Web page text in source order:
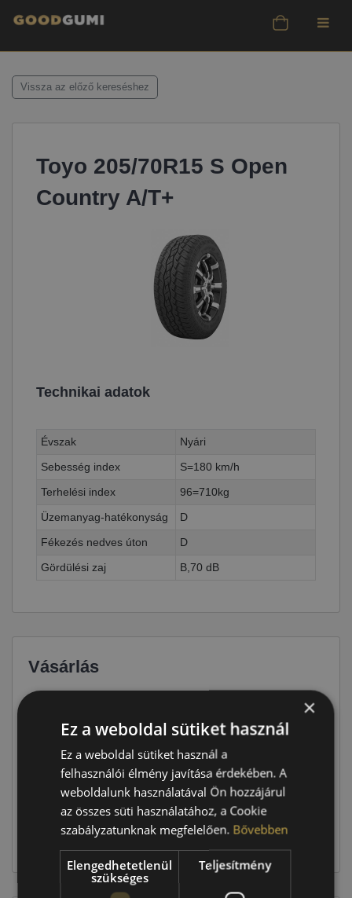
Vissza az előző kereséshez
Toyo 205/70R15 S Open
Country A/T+
Technikai adatok
Évszak
Nyári
Sebesség index
S=180 km/h
Terhelési index
96=710kg
Üzemanyag-hatékonyság
D
Fékezés nedves úton
D
Gördülési zaj
B,70 dB
Vásárlás
34 290 Ft
137 160 Ft
Kosárba
×
Ez a weboldal sütiket használ
Ez a weboldal sütiket használ a
felhasználói élmény javítása érdekében. A
weboldalunk használatával Ön hozzájárul
az összes süti használatához, a Cookie
szabályzatunknak megfelelően. Bővebben
Elengedhetetlenül
szükséges
Teljesítmény